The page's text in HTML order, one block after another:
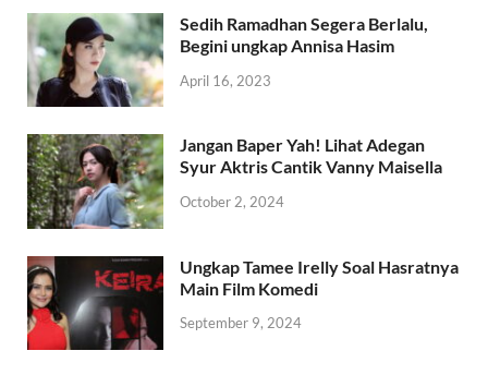
Sedih Ramadhan Segera Berlalu,
Begini ungkap Annisa Hasim
April 16, 2023
Jangan Baper Yah! Lihat Adegan
Syur Aktris Cantik Vanny Maisella
October 2, 2024
Ungkap Tamee Irelly Soal Hasratnya
Main Film Komedi
September 9, 2024